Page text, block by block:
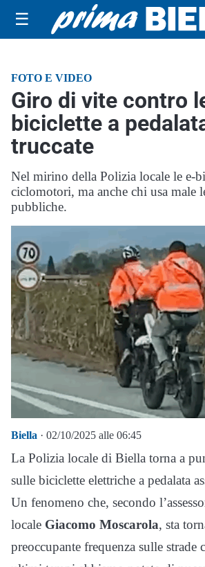
☰
FOTO E VIDEO
Giro di vite contro
biciclette a
truccate
Nel mirino della Polizia locale le e-
ciclomotori, ma anche chi usa male
pubbliche.
Biella · 02/10/2025 alle 06:45
La Polizia locale di Biella torna a
sulle biciclette elettriche a pedalata
Un fenomeno che, secondo
locale Giacomo Moscarola, sta
preoccupante frequenza sulle strade